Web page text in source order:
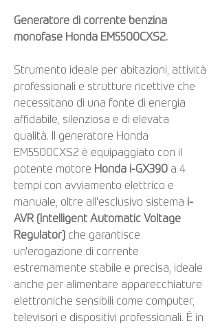
Generatore di corrente benzina
monofase Honda EM5500CXS2.
Strumento ideale per abitazioni, attività
professionali e strutture ricettive che
necessitano di una fonte di energia
affidabile, silenziosa e di elevata
qualità. Il generatore Honda
EM5500CXS2 è equipaggiato con il
potente motore Honda i-GX390 a 4
tempi con avviamento elettrico e
manuale, oltre all'esclusivo sistema i-
AVR (Intelligent Automatic Voltage
Regulator) che garantisce
un'erogazione di corrente
estremamente stabile e precisa, ideale
anche per alimentare apparecchiature
elettroniche sensibili come computer,
televisori e dispositivi professionali. È in